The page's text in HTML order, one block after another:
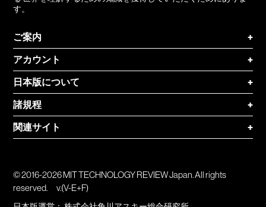
す。
ご案内
+
アカウント
+
日本版について
+
諸規程
+
関連サイト
+
© 2016-2026 MIT TECHNOLOGY REVIEW Japan. All rights
reserved.
v.(V-E+F)